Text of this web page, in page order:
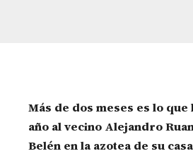
Más de dos meses es lo que
año al vecino Alejandro
Belén en la azotea de su